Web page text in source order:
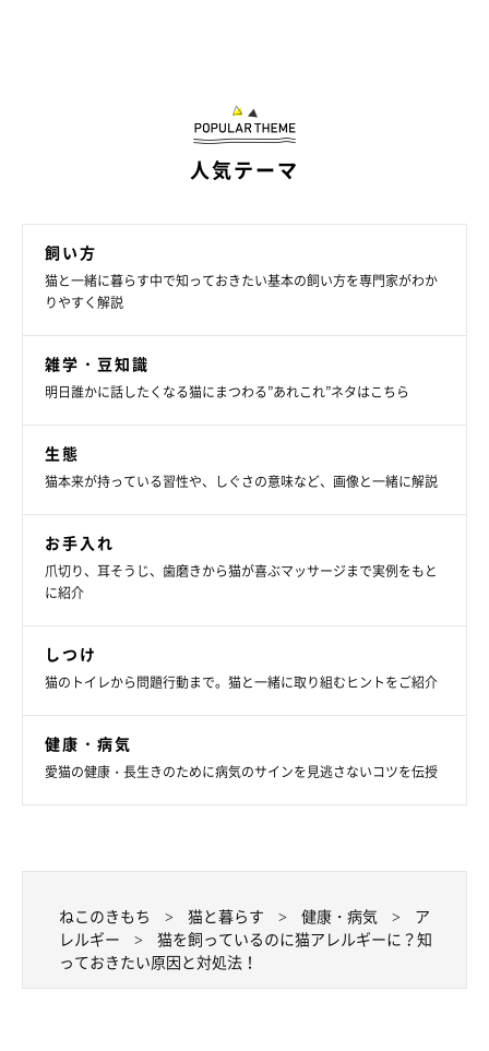
出やすい症状への薬を常備する
自身の出やすい症状の治療薬を切らさないようにすることが大切
空気清浄機などで飛散するアレルゲンを減らす
人気テーマ
飼い方
猫と一緒に暮らす中で知っておきたい基本の飼い方を専門家がわか
りやすく解説
雑学・豆知識
明日誰かに話したくなる猫にまつわる”あれこれ”ネタはこちら
生態
猫本来が持っている習性や、しぐさの意味など、画像と一緒に解説
お手入れ
爪切り、耳そうじ、歯磨きから猫が喜ぶマッサージまで実例をもと
に紹介
しつけ
猫のトイレから問題行動まで。猫と一緒に取り組むヒントをご紹介
健康・病気
愛猫の健康・長生きのために病気のサインを見逃さないコツを伝授
ねこのきもち 猫と暮らす 健康・病気
ア
レルギー
猫を飼っているのに猫アレルギーに？知
っておきたい原因と対処法！